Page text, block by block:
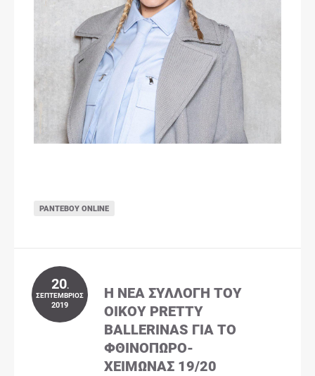
ΡΑΝΤΕΒΟΎ ONLINE
20.
ΣΕΠΤΈΜΒΡΙΟΣ
2019
Η ΝΈΑ ΣΥΛΛΟΓΉ ΤΟΥ
ΟΊΚΟΥ PRETTY
BALLERINAS ΓΙΑ ΤΟ
ΦΘΙΝΌΠΩΡΟ-
ΧΕΙΜΏΝΑΣ 19/20